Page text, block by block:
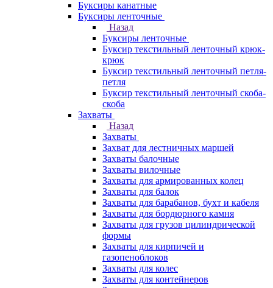
Буксиры канатные
Буксиры ленточные
Назад
Буксиры ленточные
Буксир текстильный ленточный крюк-
крюк
Буксир текстильный ленточный петля-
петля
Буксир текстильный ленточный скоба-
скоба
Захваты
Назад
Захваты
Захват для лестничных маршей
Захваты балочные
Захваты вилочные
Захваты для армированных колец
Захваты для балок
Захваты для барабанов, бухт и кабеля
Захваты для бордюрного камня
Захваты для грузов цилиндрической
формы
Захваты для кирпичей и
газопеноблоков
Захваты для колес
Захваты для контейнеров